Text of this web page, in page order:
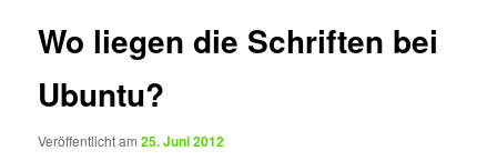
Wo liegen die Schriften bei
Ubuntu?
Veröffentlicht am25. Juni 2012